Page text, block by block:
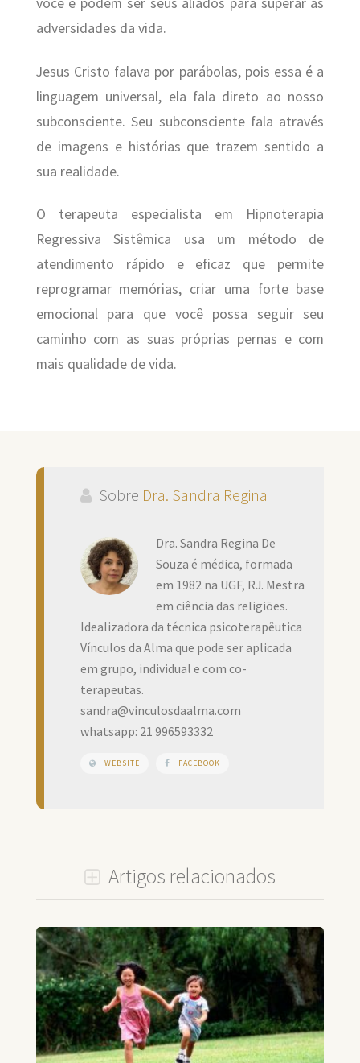
adversidades da vida.
Jesus Cristo falava por parábolas, pois essa é a
linguagem universal, ela fala direto ao nosso
subconsciente. Seu subconsciente fala através
de imagens e histórias que trazem sentido a
sua realidade.
O terapeuta especialista em Hipnoterapia
Regressiva Sistêmica usa um método de
atendimento rápido e eficaz que permite
reprogramar memórias, criar uma forte base
emocional para que você possa seguir seu
caminho com as suas próprias pernas e com
mais qualidade de vida.
Sobre Dra. Sandra Regina
Dra. Sandra Regina De
Souza é médica, formada
em 1982 na UGF, RJ. Mestra
em ciência das religiões.
Idealizadora da técnica psicoterapêutica
Vínculos da Alma que pode ser aplicada
em grupo, individual e com co-
terapeutas.
sandra@vinculosdaalma.com
whatsapp: 21 996593332
WEBSITE FACEBOOK
Artigos relacionados